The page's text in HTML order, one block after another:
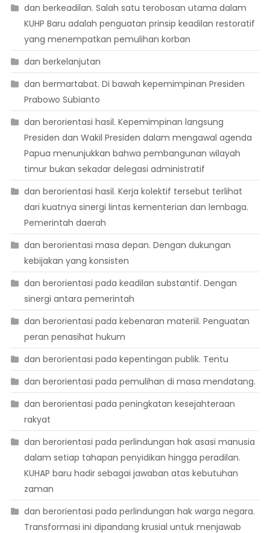
dan berkeadilan. Salah satu terobosan utama dalam
KUHP Baru adalah penguatan prinsip keadilan restoratif
yang menempatkan pemulihan korban
dan berkelanjutan
dan bermartabat. Di bawah kepemimpinan Presiden
Prabowo Subianto
dan berorientasi hasil. Kepemimpinan langsung
Presiden dan Wakil Presiden dalam mengawal agenda
Papua menunjukkan bahwa pembangunan wilayah
timur bukan sekadar delegasi administratif
dan berorientasi hasil. Kerja kolektif tersebut terlihat
dari kuatnya sinergi lintas kementerian dan lembaga.
Pemerintah daerah
dan berorientasi masa depan. Dengan dukungan
kebijakan yang konsisten
dan berorientasi pada keadilan substantif. Dengan
sinergi antara pemerintah
dan berorientasi pada kebenaran materiil. Penguatan
peran penasihat hukum
dan berorientasi pada kepentingan publik. Tentu
dan berorientasi pada pemulihan di masa mendatang.
dan berorientasi pada peningkatan kesejahteraan
rakyat
dan berorientasi pada perlindungan hak asasi manusia
dalam setiap tahapan penyidikan hingga peradilan.
KUHAP baru hadir sebagai jawaban atas kebutuhan
zaman
dan berorientasi pada perlindungan hak warga negara.
Transformasi ini dipandang krusial untuk menjawab